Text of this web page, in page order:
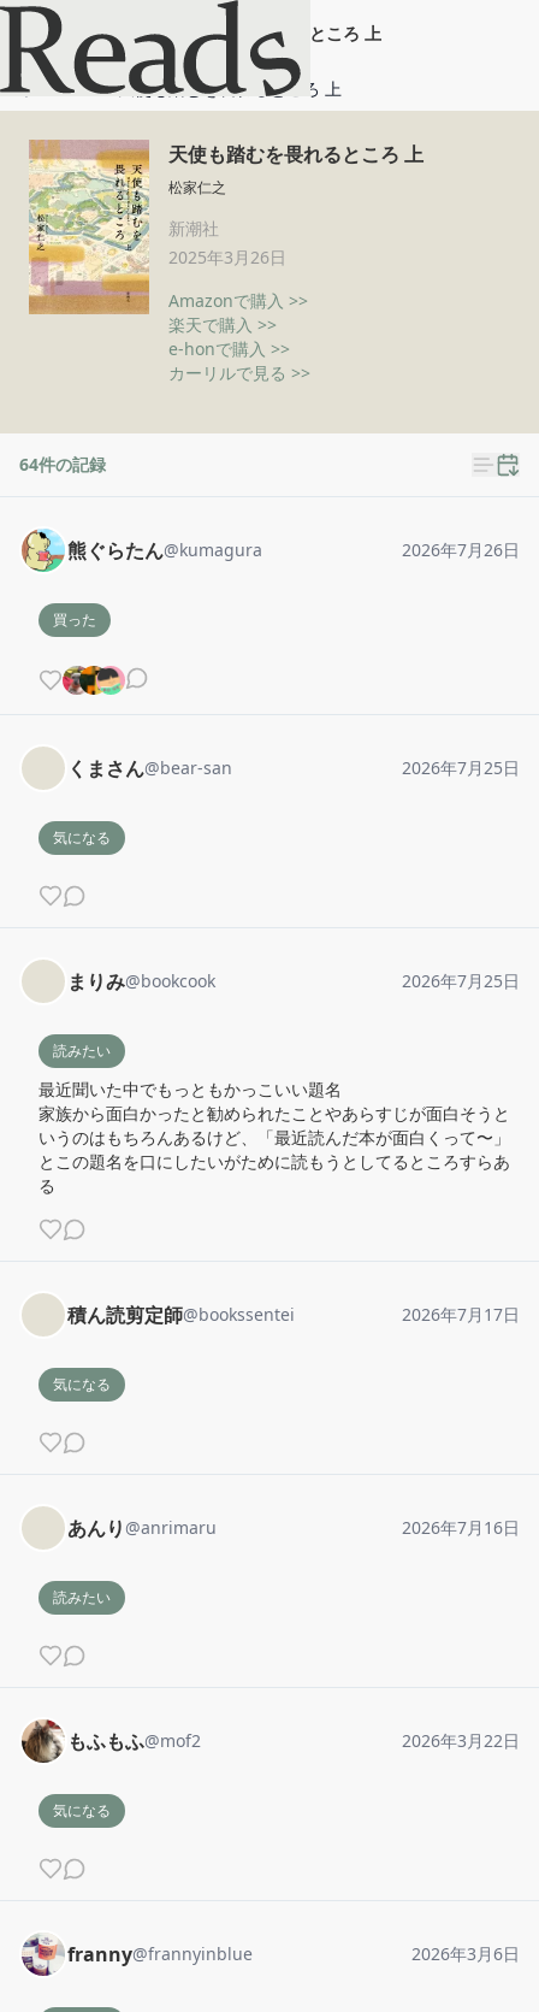
天使も踏むを畏れるところ 上
ホーム 天使も踏むを畏れるところ 上
天使も踏むを畏れるところ 上
松家仁之
新潮社
2025年3月26日
Amazonで購入 >>
楽天で購入 >>
e-honで購入 >>
カーリルで見る >>
64件の記録
熊ぐらたん@kumagura 2026年7月26日
買った
くまさん@bear-san 2026年7月25日
気になる
まりみ@bookcook 2026年7月25日
読みたい
最近聞いた中でもっともかっこいい題名
家族から面白かったと勧められたことやあらすじが面白そうと
いうのはもちろんあるけど、「最近読んだ本が面白くって〜」
とこの題名を口にしたいがために読もうとしてるところすらあ
る
積ん読剪定師@bookssentei 2026年7月17日
気になる
あんり @anrimaru 2026年7月16日
読みたい
もふもふ@mof2 2026年3月22日
気になる
franny@frannyinblue 2026年3月6日